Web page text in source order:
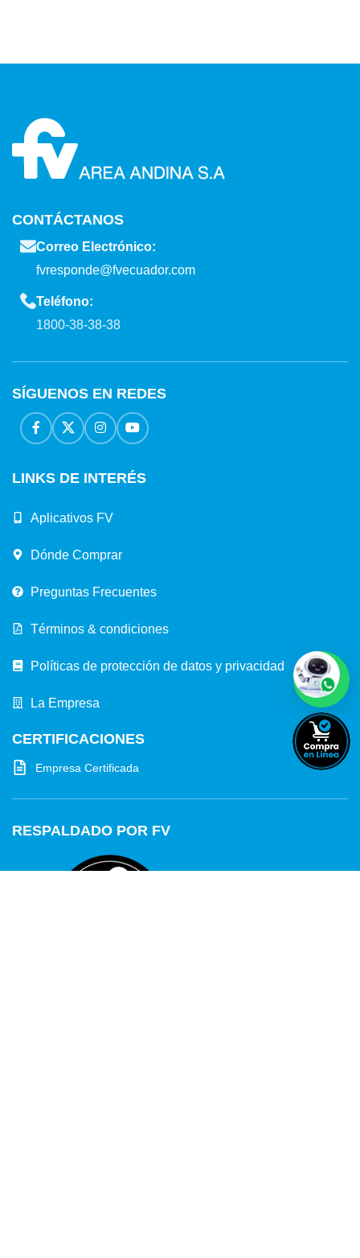
CONTÁCTANOS
Correo Electrónico:
fvresponde@fvecuador.com
Teléfono:
1800-38-38-38
SÍGUENOS EN REDES
LINKS DE INTERÉS
Aplicativos FV
Dónde Comprar
Preguntas Frecuentes
Términos & condiciones
Políticas de protección de datos y privacidad
La Empresa
CERTIFICACIONES
Empresa Certificada
RESPALDADO POR FV